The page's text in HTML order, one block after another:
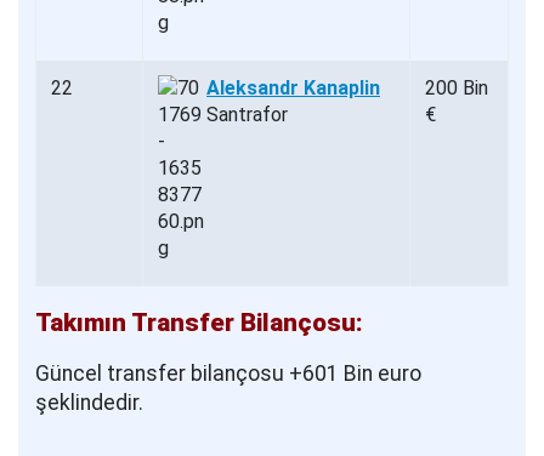
22
Aleksandr Kanaplin
Santrafor
200 Bin
€
Takımın Transfer Bilançosu:
Güncel transfer bilançosu +601 Bin euro
şeklindedir.